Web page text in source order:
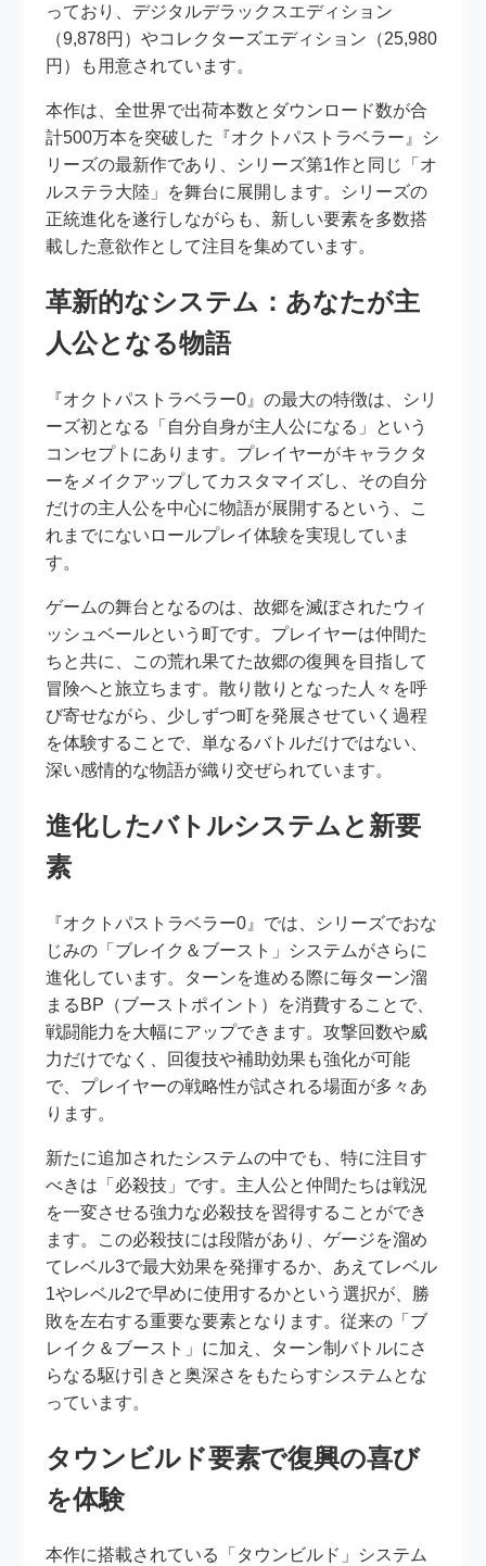
っており、デジタルデラックスエディション
（9,878円）やコレクターズエディション（25,980
円）も用意されています。
本作は、全世界で出荷本数とダウンロード数が合
計500万本を突破した『オクトパストラベラー』シ
リーズの最新作であり、シリーズ第1作と同じ「オ
ルステラ大陸」を舞台に展開します。シリーズの
正統進化を遂行しながらも、新しい要素を多数搭
載した意欲作として注目を集めています。
革新的なシステム：あなたが主
人公となる物語
『オクトパストラベラー0』の最大の特徴は、シリ
ーズ初となる「自分自身が主人公になる」という
コンセプトにあります。プレイヤーがキャラクタ
ーをメイクアップしてカスタマイズし、その自分
だけの主人公を中心に物語が展開するという、こ
れまでにないロールプレイ体験を実現していま
す。
ゲームの舞台となるのは、故郷を滅ぼされたウィ
ッシュベールという町です。プレイヤーは仲間た
ちと共に、この荒れ果てた故郷の復興を目指して
冒険へと旅立ちます。散り散りとなった人々を呼
び寄せながら、少しずつ町を発展させていく過程
を体験することで、単なるバトルだけではない、
深い感情的な物語が織り交ぜられています。
進化したバトルシステムと新要
素
『オクトパストラベラー0』では、シリーズでおな
じみの「ブレイク＆ブースト」システムがさらに
進化しています。ターンを進める際に毎ターン溜
まるBP（ブーストポイント）を消費することで、
戦闘能力を大幅にアップできます。攻撃回数や威
力だけでなく、回復技や補助効果も強化が可能
で、プレイヤーの戦略性が試される場面が多々あ
ります。
新たに追加されたシステムの中でも、特に注目す
べきは「必殺技」です。主人公と仲間たちは戦況
を一変させる強力な必殺技を習得することができ
ます。この必殺技には段階があり、ゲージを溜め
てレベル3で最大効果を発揮するか、あえてレベル
1やレベル2で早めに使用するかという選択が、勝
敗を左右する重要な要素となります。従来の「ブ
レイク＆ブースト」に加え、ターン制バトルにさ
らなる駆け引きと奥深さをもたらすシステムとな
っています。
タウンビルド要素で復興の喜び
を体験
本作に搭載されている「タウンビルド」システム